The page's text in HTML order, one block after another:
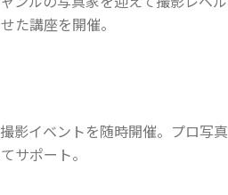
た講座を開催。
影イベントを随時開催。プロ写真
サポート。